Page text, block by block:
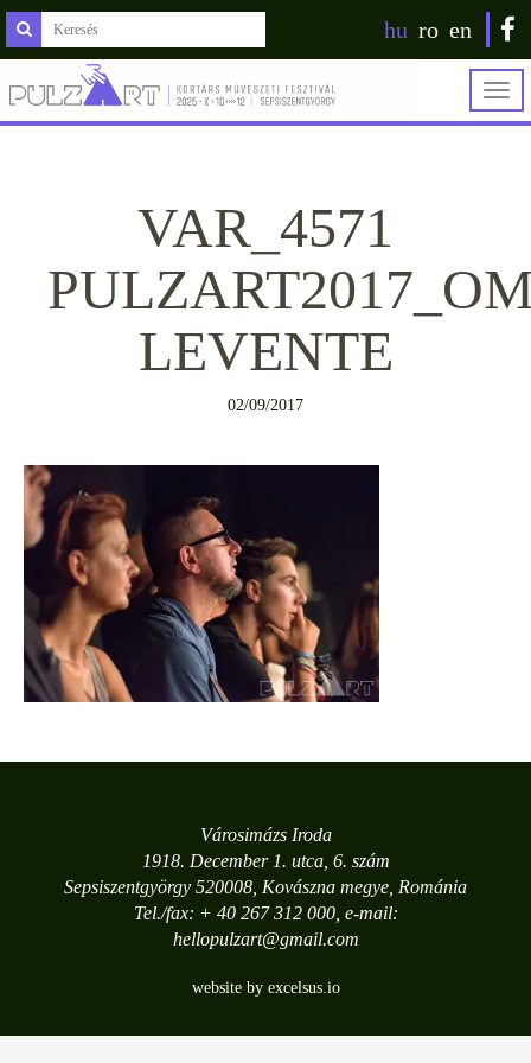
hu ro en
VAR_4571
LEVENTE
02/09/2017
Városimázs Iroda
1918. December 1. utca, 6. szám
Sepsiszentgyörgy 520008, Kovászna megye, Románia
Tel./fax: + 40 267 312 000, e-mail:
hellopulzart@gmail.com
website by excelsus.io